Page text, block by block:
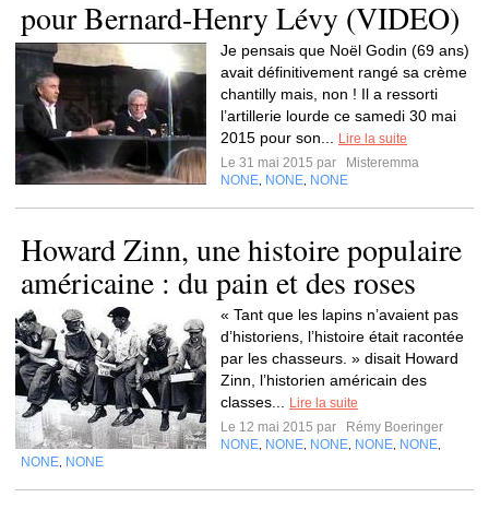
pour Bernard-Henry Lévy (VIDEO)
Je pensais que Noël Godin (69 ans)
avait définitivement rangé sa crème
chantilly mais, non ! Il a ressorti
l’artillerie lourde ce samedi 30 mai
2015 pour son...
Lire la suite
Le 31 mai 2015 par
Misteremma
NONE NONE NONE
Howard Zinn, une histoire populaire
américaine : du pain et des roses
« Tant que les lapins n’avaient pas
d’historiens, l’histoire était racontée
par les chasseurs. » disait Howard
Zinn, l’historien américain des
classes...
Lire la suite
Le 12 mai 2015 par
Rémy Boeringer
NONE NONE NONE NONE NONE
NONE NONE